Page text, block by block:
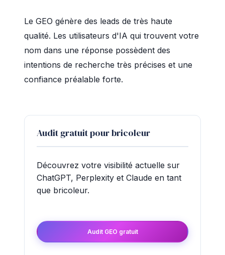
Le GEO génère des leads de très haute
qualité. Les utilisateurs d'IA qui trouvent votre
nom dans une réponse possèdent des
intentions de recherche très précises et une
confiance préalable forte.
Audit gratuit pour bricoleur
Découvrez votre visibilité actuelle sur
ChatGPT, Perplexity et Claude en tant
que bricoleur.
Audit GEO gratuit